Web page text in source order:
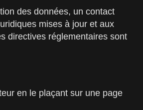
des données, un contact
mises à jour et aux
directives réglementaires sont
en le plaçant sur une page